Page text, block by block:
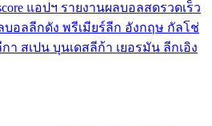
แอปฯ รายงานผลบอลสดรวดเร็ว
อลลีกดัง พรีเมียร์ลีก อังกฤษ กัลโช่
า สเปน บุนเดสลีก้า เยอรมัน ลีกเอิง